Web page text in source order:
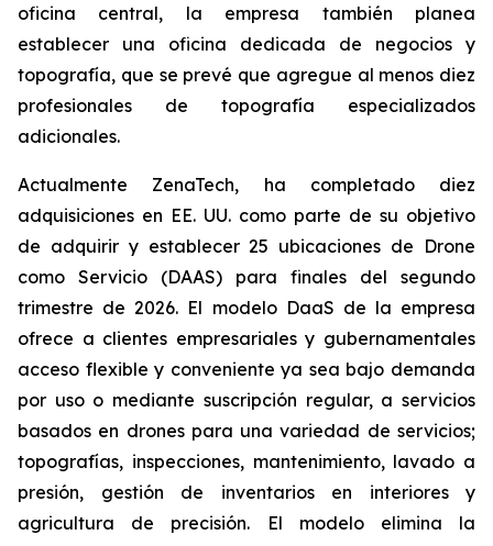
oficina central, la empresa también planea
establecer una oficina dedicada de negocios y
topografía, que se prevé que agregue al menos diez
profesionales de topografía especializados
adicionales.
Actualmente ZenaTech, ha completado diez
adquisiciones en EE. UU. como parte de su objetivo
de adquirir y establecer 25 ubicaciones de Drone
como Servicio (DAAS) para finales del segundo
trimestre de 2026. El modelo DaaS de la empresa
ofrece a clientes empresariales y gubernamentales
acceso flexible y conveniente ya sea bajo demanda
por uso o mediante suscripción regular, a servicios
basados en drones para una variedad de servicios;
topografías, inspecciones, mantenimiento, lavado a
presión, gestión de inventarios en interiores y
agricultura de precisión. El modelo elimina la